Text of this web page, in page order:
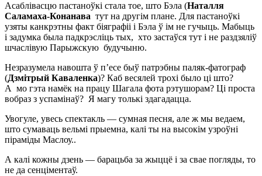
Асаблівасцю пастаноўкі стала тое, што Бэла (Наталля
Саламаха-Конанава тут на другім плане. Для пастаноўкі
узяты канкрэтны факт біяграфіі і Бэла ў ім не гучыць. Мабыць
і задумка была падкрэсліць тых, хто застаўся тут і не раздзяліў
шчаслівую Парыжскую будучыню.
Незразумела навошта ў п’есе быў патрэбны паляк-фатограф
(Дзмітрый Каваленка)? Каб весялей трохі было ці што?
А мо гэта намёк на працу Шагала фота рэтушорам? Ці проста
вобраз з успамінаў? Я магу толькі здагадацца.
Увогуле, увесь спектакль — сумная песня, але ж мы ведаем,
што сумаваць вельмі прыемна, калі ты на высокім узроўні
піраміды Маслоу..
А калі кожны дзень — барацьба за жыццё і за свае погляды, то
не да сенціментаў.